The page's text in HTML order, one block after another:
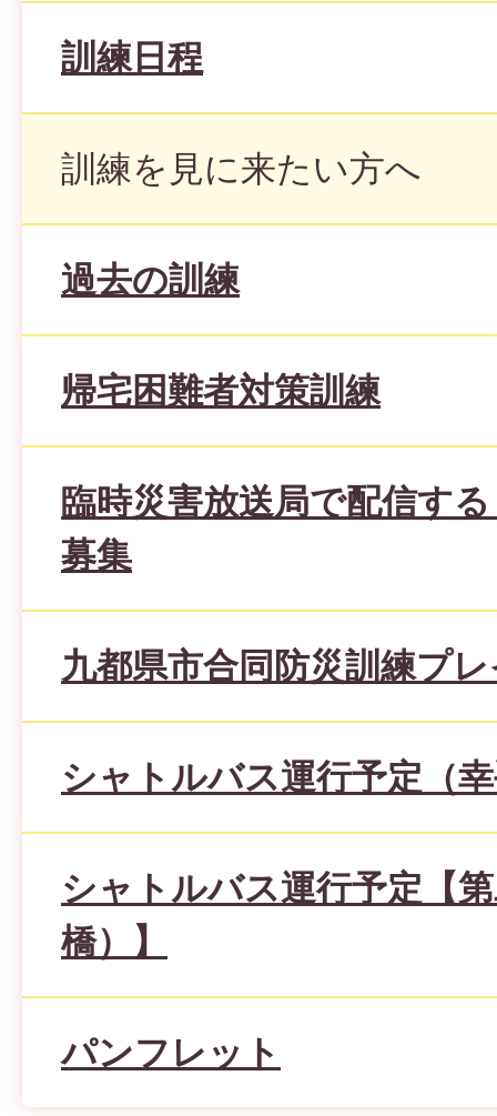
訓練日程
訓練を見に来たい方へ
過去の訓練
帰宅困難者対策訓練
臨時災害放送局で配信す
募集
九都県市合同防災訓練プ
シャトルバス運行予定（
シャトルバス運行予定【
橋）】
パンフレット